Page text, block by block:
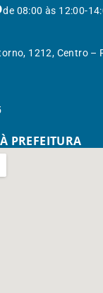
de 08:00 às 12:00-
1212, Centro –
PREFEITURA